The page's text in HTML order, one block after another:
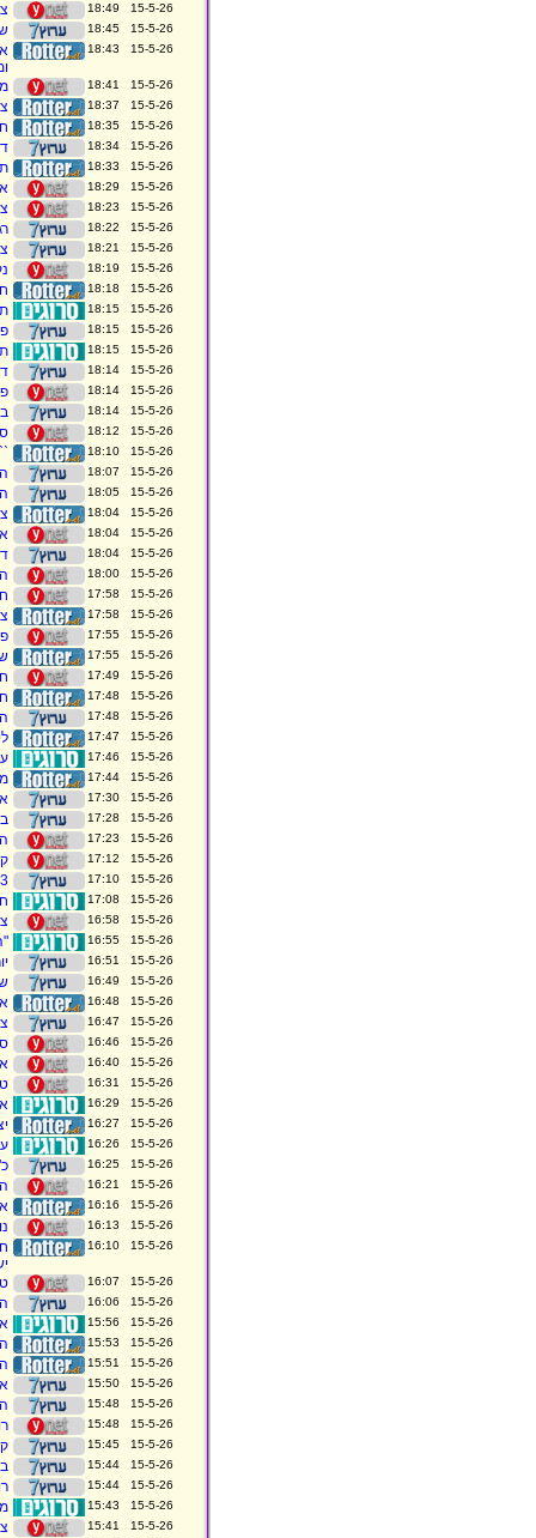
15-5-26 18:49
15-5-26 18:45
15-5-26 18:43
15-5-26 18:41
15-5-26 18:37
15-5-26 18:35
15-5-26 18:34
15-5-26 18:33
15-5-26 18:29
15-5-26 18:23
15-5-26 18:22
15-5-26 18:21
15-5-26 18:19
15-5-26 18:18
15-5-26 18:15
15-5-26 18:15
15-5-26 18:15
15-5-26 18:14
15-5-26 18:14
15-5-26 18:14
15-5-26 18:12
15-5-26 18:10
15-5-26 18:07
15-5-26 18:05
15-5-26 18:04
15-5-26 18:04
15-5-26 18:04
15-5-26 18:00
15-5-26 17:58
15-5-26 17:58
15-5-26 17:55
15-5-26 17:55
15-5-26 17:49
15-5-26 17:48
15-5-26 17:48
15-5-26 17:47
15-5-26 17:46
15-5-26 17:44
15-5-26 17:30
15-5-26 17:28
15-5-26 17:23
15-5-26 17:12
15-5-26 17:10 3 פצועים בתאונה בין שני כלי רכב באשדוד
15-5-26 17:08
15-5-26 16:58
15-5-26 16:55
15-5-26 16:51
15-5-26 16:49
15-5-26 16:48
15-5-26 16:47
15-5-26 16:46
15-5-26 16:40 אייל
15-5-26 16:31
15-5-26 16:29
15-5-26 16:27
15-5-26 16:26
15-5-26 16:25
15-5-26 16:21
15-5-26 16:16
15-5-26 16:13
15-5-26 16:10
15-5-26 16:07
15-5-26 16:06
15-5-26 15:56
15-5-26 15:53
15-5-26 15:51
15-5-26 15:50
15-5-26 15:48
15-5-26 15:48
15-5-26 15:45
15-5-26 15:44 בן 5 נפצע בינוני לאחר
15-5-26 15:44
15-5-26 15:43
15-5-26 15:41